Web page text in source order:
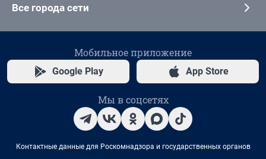
Все города сети
Мобильное приложение
Google Play App Store
Мы в соцсетях
Контактные данные для Роскомнадзора и государственных органов